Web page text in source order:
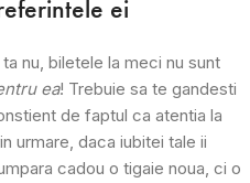
ei
nu, biletele la meci nu sunt
ea! Trebuie sa te gandesti
de faptul ca atentia la
urmare, daca iubitei tale ii
cadou o tigaie noua, ci o